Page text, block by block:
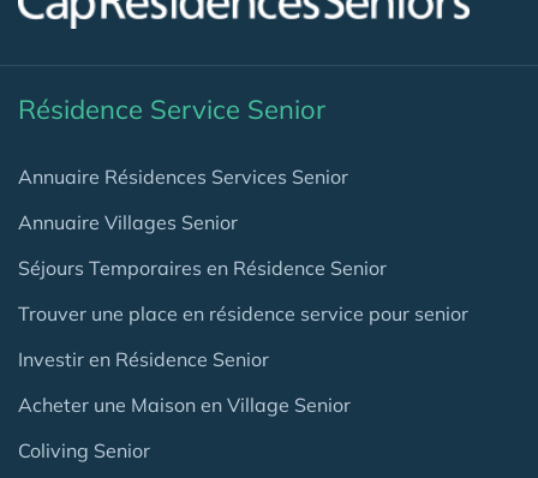
Résidence Service Senior
Annuaire Résidences Services Senior
Annuaire Villages Senior
Séjours Temporaires en Résidence Senior
Trouver une place en résidence service pour senior
Investir en Résidence Senior
Acheter une Maison en Village Senior
Coliving Senior